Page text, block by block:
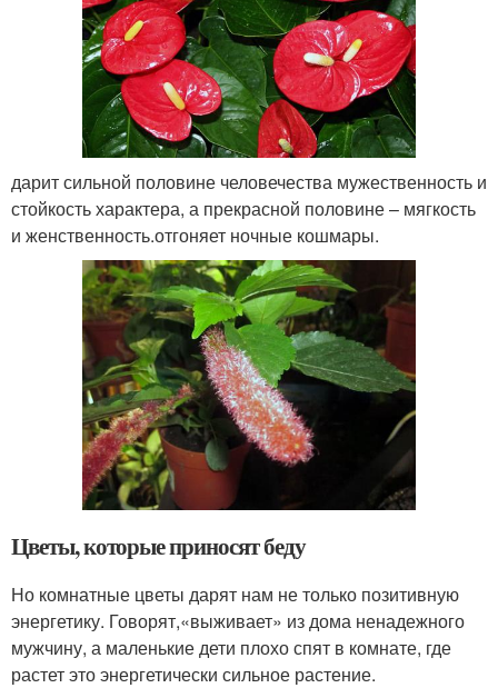
дарит сильной половине человечества мужественность и
стойкость характера, а прекрасной половине – мягкость
и женственность.отгоняет ночные кошмары.
Цветы, которые приносят беду
Но комнатные цветы дарят нам не только позитивную
энергетику. Говорят,«выживает» из дома ненадежного
мужчину, а маленькие дети плохо спят в комнате, где
растет это энергетически сильное растение.